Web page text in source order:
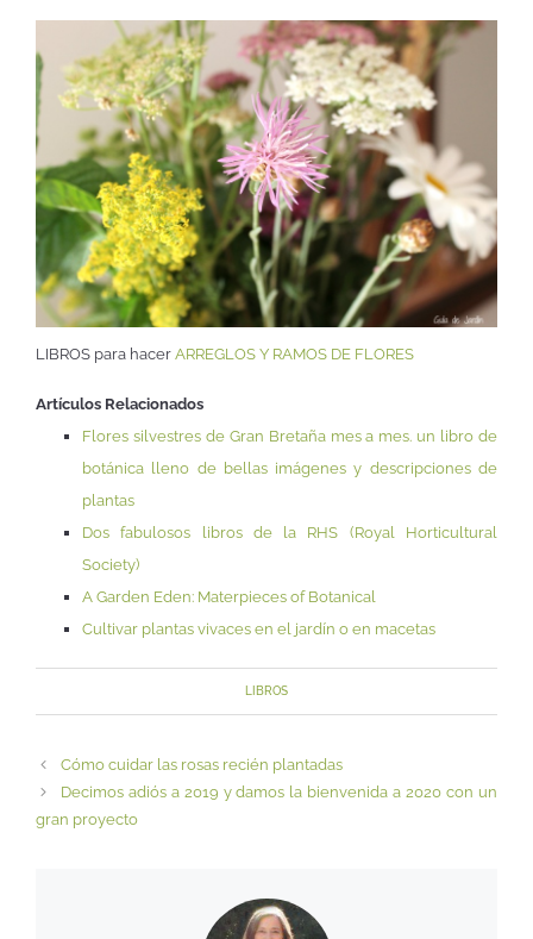
LIBROS para hacer ARREGLOS Y RAMOS DE FLORES
Artículos Relacionados
Flores silvestres de Gran Bretaña mes a mes. un libro de
botánica lleno de bellas imágenes y descripciones de
plantas
Dos fabulosos libros de la RHS (Royal Horticultural
Society)
A Garden Eden: Materpieces of Botanical
Cultivar plantas vivaces en el jardín o en macetas
LIBROS
Cómo cuidar las rosas recién plantadas
Decimos adiós a 2019 y damos la bienvenida a 2020 con un
gran proyecto